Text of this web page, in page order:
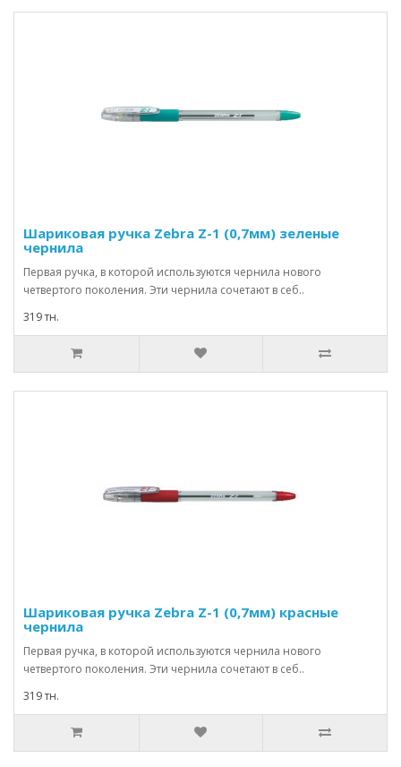
Шариковая ручка Zebra Z-1 (0,7мм) зеленые
чернила
Первая ручка, в которой используются чернила нового
четвертого поколения. Эти чернила сочетают в себ..
319 тн.
Шариковая ручка Zebra Z-1 (0,7мм) красные
чернила
Первая ручка, в которой используются чернила нового
четвертого поколения. Эти чернила сочетают в себ..
319 тн.